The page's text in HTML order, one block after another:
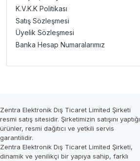
K.V.K.K Politikası
Satış Sözleşmesi
Üyelik Sözleşmesi
Banka Hesap Numaralarımız
Zentra Elektronik Dış Ticaret Limited Şirketi
resmi satış sitesidir. Şirketimizin satışını yaptığı
ürünler, resmi dağıtıcı ve yetkili servis
garantilidir.
Zentra Elektronik Dış Ticaret Limited Şirketi,
dinamik ve yenilikçi bir yapıya sahip, farklı